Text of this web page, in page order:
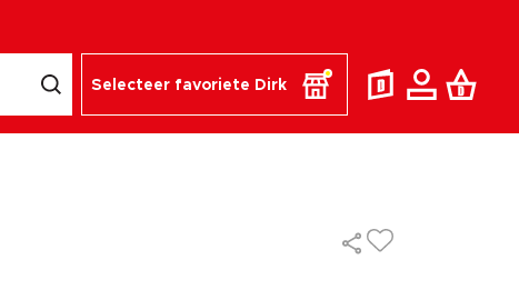
Selecteer favoriete Dirk